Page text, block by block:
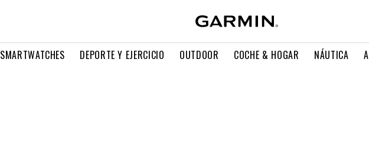
SMARTWATCHES DEPORTE Y EJERCICIO OUTDOOR COCHE & HOGAR NÁUTICA